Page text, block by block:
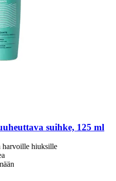
suihke, 125 ml
hiuksille